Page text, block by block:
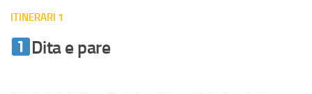
ITINERARI 1
Dita e pare